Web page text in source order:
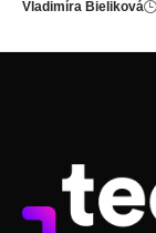
Vladimíra Bieliková